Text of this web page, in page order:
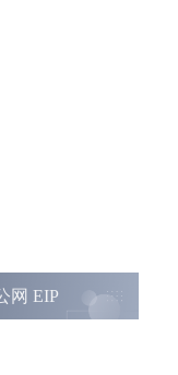
网 EIP